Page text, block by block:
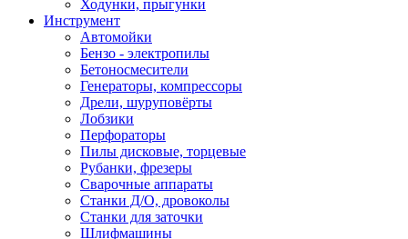
Ходунки, прыгунки
Инструмент
Автомойки
Бензо - электропилы
Бетоносмесители
Генераторы, компрессоры
Дрели, шуруповёрты
Лобзики
Перфораторы
Пилы дисковые, торцевые
Рубанки, фрезеры
Сварочные аппараты
Станки Д/О, дровоколы
Станки для заточки
Шлифмашины